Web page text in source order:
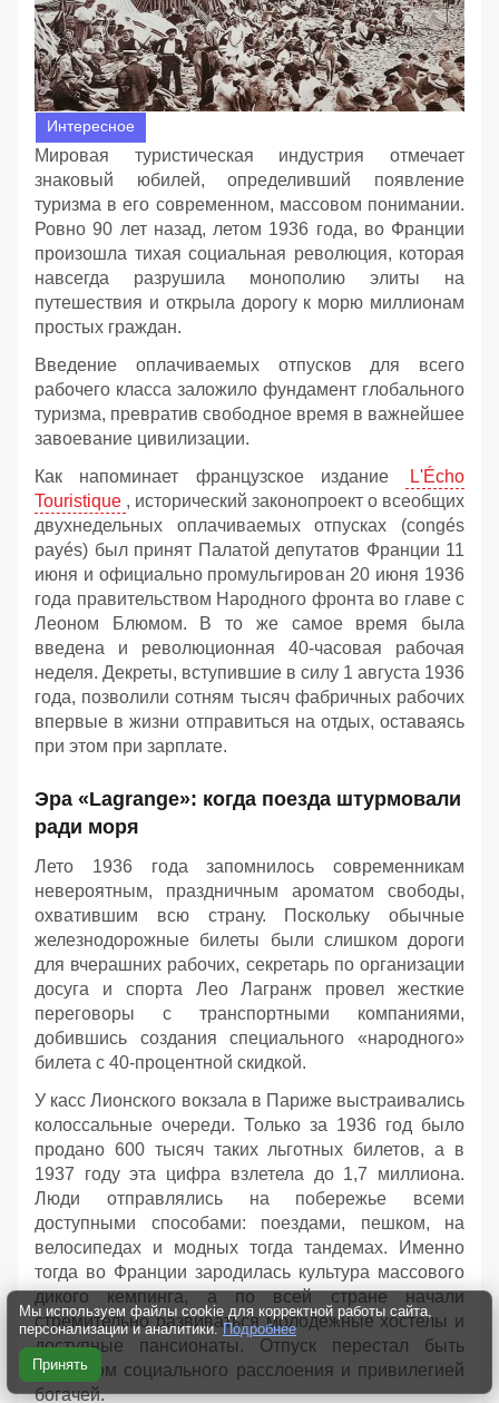
Интересное
Мировая туристическая индустрия отмечает
знаковый юбилей, определивший появление
туризма в его современном, массовом понимании.
Ровно 90 лет назад, летом 1936 года, во Франции
произошла тихая социальная революция, которая
навсегда разрушила монополию элиты на
путешествия и открыла дорогу к морю миллионам
простых граждан.
Введение оплачиваемых отпусков для всего
рабочего класса заложило фундамент глобального
туризма, превратив свободное время в важнейшее
завоевание цивилизации.
Как напоминает французское издание
L'Écho
Touristique , исторический законопроект о всеобщих
двухнедельных оплачиваемых отпусках (congés
payés) был принят Палатой депутатов Франции 11
июня и официально промульгирован 20 июня 1936
года правительством Народного фронта во главе с
Леоном Блюмом. В то же самое время была
введена и революционная 40-часовая рабочая
неделя. Декреты, вступившие в силу 1 августа 1936
года, позволили сотням тысяч фабричных рабочих
впервые в жизни отправиться на отдых, оставаясь
при этом при зарплате.
Эра «Lagrange»: когда поезда штурмовали
ради моря
Лето 1936 года запомнилось современникам
невероятным, праздничным ароматом свободы,
охватившим всю страну. Поскольку обычные
железнодорожные билеты были слишком дороги
для вчерашних рабочих, секретарь по организации
досуга и спорта Лео Лагранж провел жесткие
переговоры с транспортными компаниями,
добившись создания специального «народного»
билета с 40-процентной скидкой.
У касс Лионского вокзала в Париже выстраивались
колоссальные очереди. Только за 1936 год было
продано 600 тысяч таких льготных билетов, а в
1937 году эта цифра взлетела до 1,7 миллиона.
Люди отправлялись на побережье всеми
доступными способами: поездами, пешком, на
велосипедах и модных тогда тандемах. Именно
тогда во Франции зародилась культура массового
дикого кемпинга, а по всей стране начали
стремительно развиваться молодежные хостелы и
доступные пансионаты. Отпуск перестал быть
маркером социального расслоения и привилегией
богачей.
Мы используем файлы cookie для корректной работы сайта,
персонализации и аналитики. Подробнее
Принять